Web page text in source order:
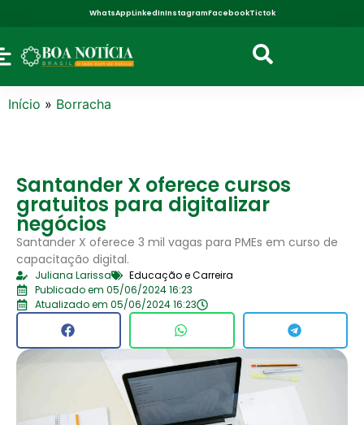
WhatsAppLinkedInInstagramFacebookTictok
Início » Borracha
Santander X oferece cursos
gratuitos para digitalizar
negócios
Santander X oferece 3 mil vagas para PMEs em curso de
capacitação digital.
Juliana Larissa
Educação e Carreira
Publicado em 05/06/2024 16:23
Atualizado em 05/06/2024 16:23